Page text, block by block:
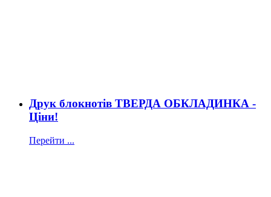
Друк блокнотів ТВЕРДА ОБКЛАДИНКА -
Ціни!
Перейти ...